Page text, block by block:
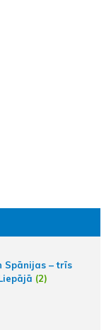
Spānijas – trīs
(2)